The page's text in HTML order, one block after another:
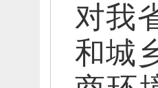
对我
和城